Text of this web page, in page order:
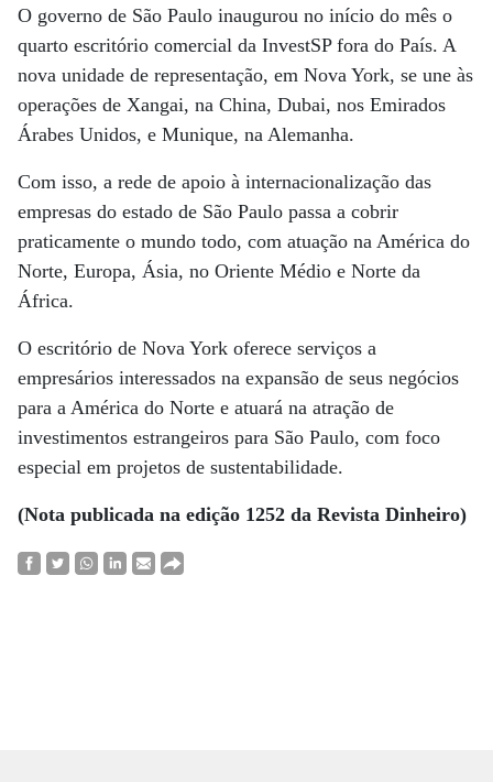
O governo de São Paulo inaugurou no início do mês o
quarto escritório comercial da InvestSP fora do País. A
nova unidade de representação, em Nova York, se une às
operações de Xangai, na China, Dubai, nos Emirados
Árabes Unidos, e Munique, na Alemanha.
Com isso, a rede de apoio à internacionalização das
empresas do estado de São Paulo passa a cobrir
praticamente o mundo todo, com atuação na América do
Norte, Europa, Ásia, no Oriente Médio e Norte da
África.
O escritório de Nova York oferece serviços a
empresários interessados na expansão de seus negócios
para a América do Norte e atuará na atração de
investimentos estrangeiros para São Paulo, com foco
especial em projetos de sustentabilidade.
(Nota publicada na edição 1252 da Revista Dinheiro)